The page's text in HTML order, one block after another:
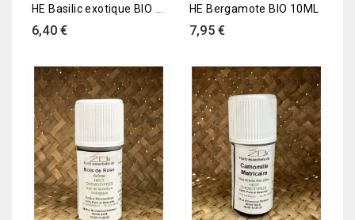
HE Basilic exotique BIO 10ML
Prix
6,40 €
HE Bergamote BIO 10ML
Prix
7,95 €